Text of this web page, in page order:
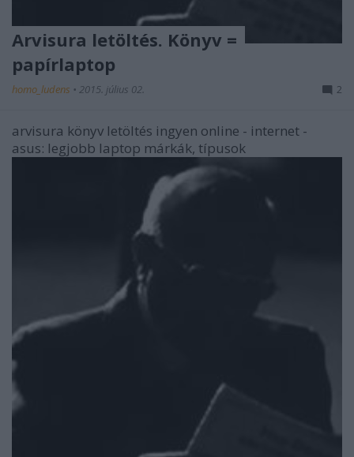
Arvisura letöltés. Könyv =
papírlaptop
homo_ludens • 2015. július 02. 2
arvisura könyv letöltés ingyen online - internet -
asus: legjobb laptop márkák, típusok